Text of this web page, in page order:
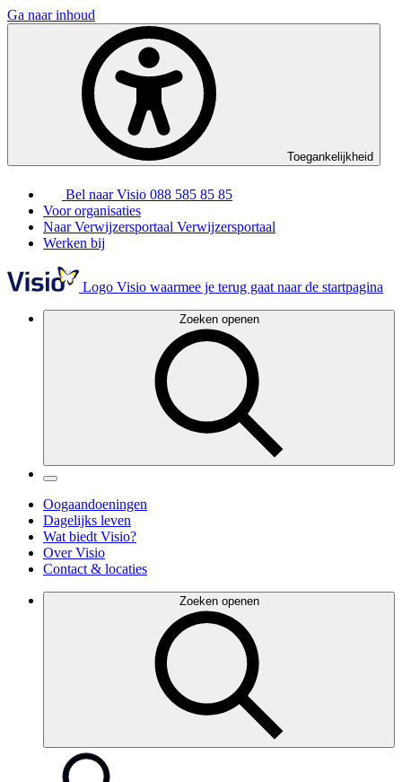
Ga naar inhoud
Toegankelijkheid
Bel naar Visio 088 585 85 85
Voor organisaties
Naar Verwijzersportaal Verwijzersportaal
Werken bij
Logo Visio waarmee je terug gaat naar de startpagina
Zoeken openen
Oogaandoeningen
Dagelijks leven
Wat biedt Visio?
Over Visio
Contact & locaties
Zoeken openen